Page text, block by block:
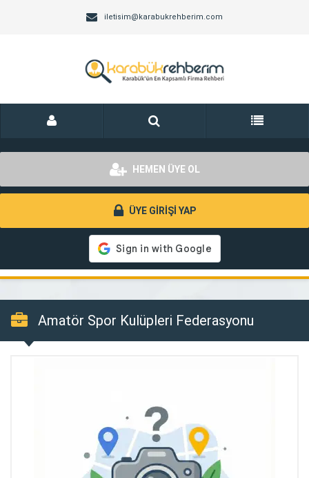
iletisim@karabukrehberim.com
HEMEN ÜYE OL
ÜYE GİRİŞİ YAP
Amatör Spor Kulüpleri Federasyonu